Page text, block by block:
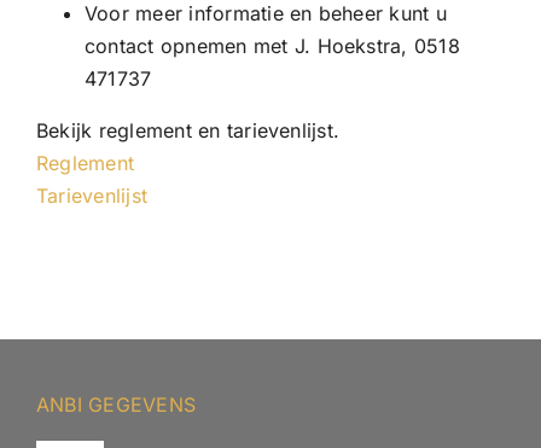
Voor meer informatie en beheer kunt u
contact opnemen met J. Hoekstra, 0518
471737
Bekijk reglement en tarievenlijst.
Reglement
Tarievenlijst
ANBI GEGEVENS